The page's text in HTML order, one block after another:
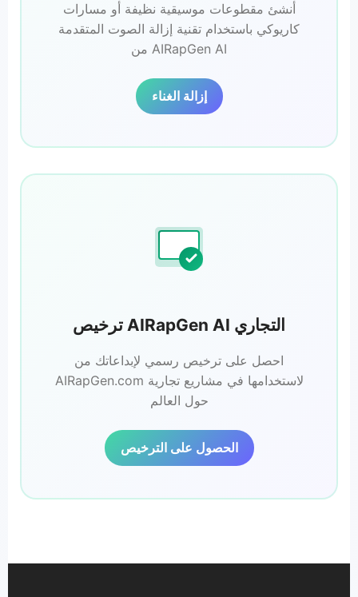
أنشئ مقطوعات موسيقية نظيفة أو مسارات
كاريوكي باستخدام تقنية إزالة الصوت المتقدمة
من AIRapGen AI
إزالة الغناء
ترخيص AIRapGen AI التجاري
احصل على ترخيص رسمي لإبداعاتك من
AIRapGen.com لاستخدامها في مشاريع تجارية
حول العالم
الحصول على الترخيص